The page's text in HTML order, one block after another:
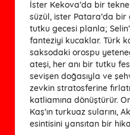
İster Kekova’da bir
süzül, ister Patara’da bir
tutku gecesi planla;
fanteziyi kucaklar. Türk
saksodaki orospu
ateşi, her anı bir tutku
sevişen doğasıyla ve
zevkin stratosferine
katliamına dönüştürür.
Kaş’ın turkuaz sularını,
esintisini yansıtan bir